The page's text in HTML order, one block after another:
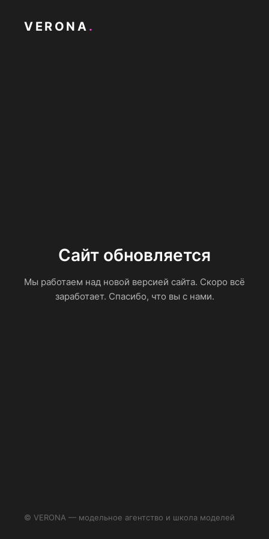
VERONA .
Сайт обновляется
Мы работаем над новой версией сайта. Скоро всё
заработает. Спасибо, что вы с нами.
© VERONA — модельное агентство и школа моделей